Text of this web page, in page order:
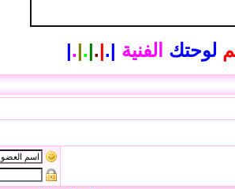
لوحتك الفنية |
.
|
.
|
.
|
.
|